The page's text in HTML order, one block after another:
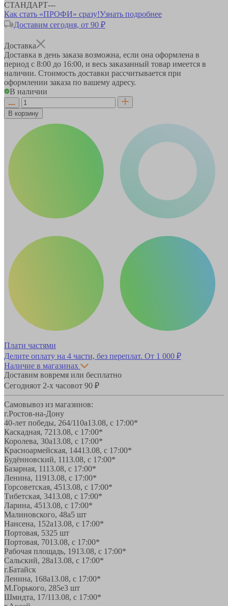
СТАНДАРТ---
Как стать «ПРОФИ» сразу!Узнать подробнее
Доставим сегодня, от 90 ₽
Доставка
Доставка в день заказа возможна, если она оформлена в
период с 8:00 до 16:00, и весь заказанный товар имеется в
наличии. Стоимость доставки рассчитывается при
оформлении заказа по вашему адресу.
В наличии
В корзину
Плати частями
Делите оплату на 4 части, без переплат. От 1 000 ₽
Наличие в магазинах
Доставим вовремя или бесплатно
Сегодняот 2-х часовот 90 ₽
Самовывоз из магазинов:
г.Ростов-на-Дону
40-лет победы, 264/110а13.08, с 17:00*
Каскадная, 7213.08, с 17:00*
Королева, 30а13.08, с 17:00*
Красноармейская, 14413.08, с 17:00*
Будённовский, 1113.08, с 17:00*
Базарная, 1113.08, с 17:00*
Ленина, 11913.08, с 17:00*
Горсоветская, 4513.08, с 17:00*
Тибетская, 3413.08, с 17:00*
Ларина, 4513.08, с 17:00*
Малиновского, 48а5 шт
Нансена, 152а13.08, с 17:00*
Портовая, 5325 шт
Портовая, 7013.08, с 17:00*
Рабочая площадь, 1913.08, с 17:00*
Сальский, 28a13.08, с 17:00*
г.Батайск
Ленина, 168а13.08, с 17:00*
М.Горького, 285е3 шт
Шмидта, 17/113.08, с 17:00*